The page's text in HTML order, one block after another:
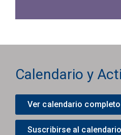
Calendario y
Ver calendario completo
Suscribirse al calendario